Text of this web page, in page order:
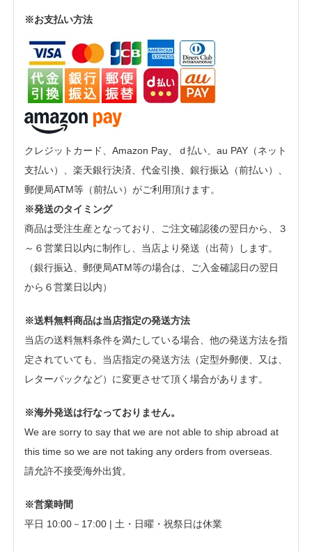
※お支払い方法
クレジットカード、Amazon Pay、ｄ払い、au PAY（ネット
支払い）、楽天銀行決済、代金引換、銀行振込（前払い）、
郵便局ATM等（前払い）がご利用頂けます。
※発送のタイミング
商品は受注生産となっており、ご注文確認後の翌日から、３
～６営業日以内に制作し、当店より発送（出荷）します。
（銀行振込、郵便局ATM等の場合は、ご入金確認日の翌日
から６営業日以内）
※送料無料商品は当店指定の発送方法
当店の送料無料条件を満たしている場合、他の発送方法を指
定されていても、当店指定の発送方法（定型外郵便、又は、
レターパックなど）に変更させて頂く場合があります。
※海外発送は行なっておりません。
We are sorry to say that we are not able to ship abroad at
this time so we are not taking any orders from overseas.
請允許不接受海外出貨。
※営業時間
平日 10:00－17:00 | 土・日曜・祝祭日は休業